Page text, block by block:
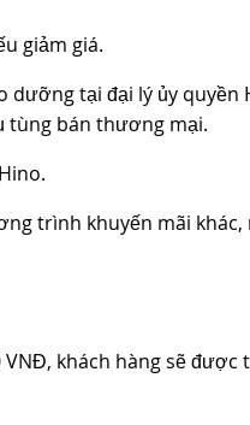
giảm giá.
tại đại lý ủy quyền
tùng bán thương mại.
trình khuyến mãi
khách hàng sẽ